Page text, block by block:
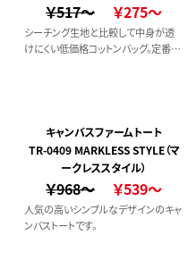
￥517～ ￥275～
シーチング生地と比較して中身が透
けにくい低価格コットンバッグ。定番舟
キャンバスファームトート
TR-0409 MARKLESS STYLE（マ
ークレススタイル）
￥968～ ￥539～
人気の高いシンプルなデザインのキャ
ンバストートです。